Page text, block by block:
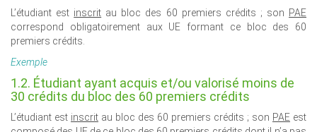
L’étudiant est inscrit au bloc des 60 premiers crédits ; son PAE
correspond obligatoirement aux UE formant ce bloc des 60
premiers crédits.
Exemple
1.2. Étudiant ayant acquis et/ou valorisé moins de
30 crédits du bloc des 60 premiers crédits
L’étudiant est inscrit au bloc des 60 premiers crédits ; son PAE est